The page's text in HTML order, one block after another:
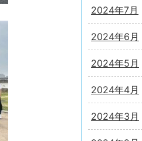
2024年7月
2024年6月
2024年5月
2024年4月
2024年3月